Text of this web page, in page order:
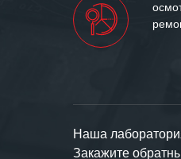
Наша
Закажите